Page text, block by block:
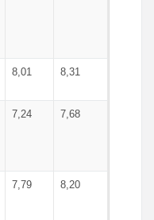
8,01 8,31
7,24 7,68
7,79 8,20